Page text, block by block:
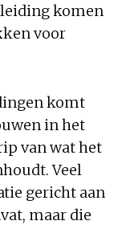
komen
voor
komt
in het
van wat het
Veel
gericht aan
maar die